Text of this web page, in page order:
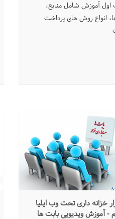
آموزش شامل منابع،
انواع روش های پرداخت
خزانه داری تحت وب ایلیا
- آموزش ویدیویی بابت ها